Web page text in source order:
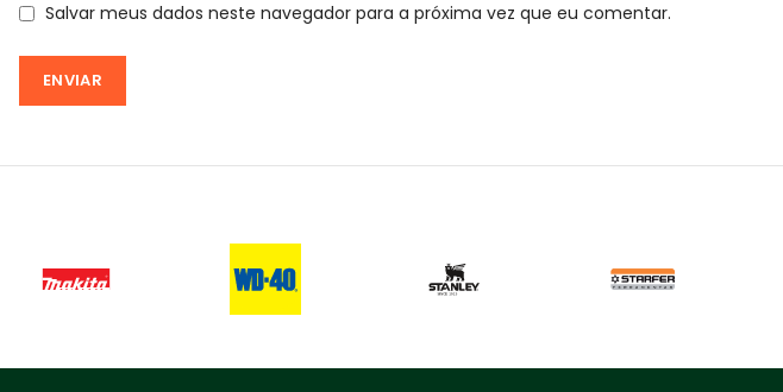
Salvar meus dados neste navegador para a próxima vez que eu comentar.